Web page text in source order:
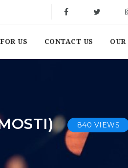
US CONTACT US
840 VIEWS